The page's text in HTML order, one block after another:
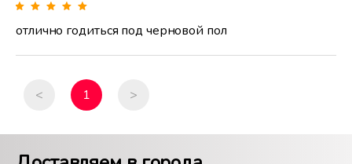
отлично годиться под черновой пол
< 1 >